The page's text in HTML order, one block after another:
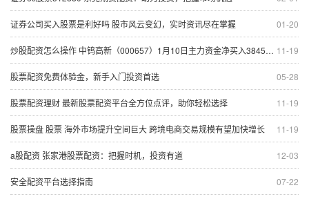
01-20
证券公司买入股票是利好吗 股市风云变幻，实时资讯尽在掌握
11-19
炒股配资怎么操作 中钨高新（000657）1月10日主力资金净买入384503万元
05-28
股票配资免费体验金，新手入门投资首选
11-19
股票配资理财 最新股票配资平台全方位点评，助你轻松选择
11-19
股票操盘 股票 海外市场提升空间巨大 跨境电商交易规模有望加快增长
12-03
a股配资 张家港股票配资：把握时机，投资有道
07-22
安全配资平台选择指南